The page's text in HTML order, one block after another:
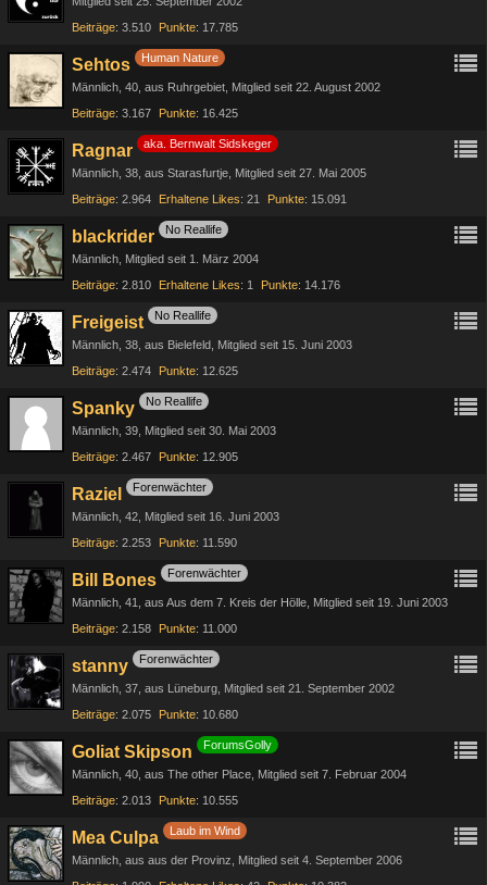
Beiträge 3.510 Punkte 17.785
Sehtos Human Nature
Männlich 40 aus Ruhrgebiet Mitglied seit 22. August 2002
Beiträge 3.167 Punkte 16.425
Ragnar aka. Bernwalt Sidskeger
Männlich 38 aus Starasfurtje Mitglied seit 27. Mai 2005
Beiträge 2.964 Erhaltene Likes 21 Punkte 15.091
blackrider No Reallife
Männlich Mitglied seit 1. März 2004
Beiträge 2.810 Erhaltene Likes 1 Punkte 14.176
Freigeist No Reallife
Männlich 38 aus Bielefeld Mitglied seit 15. Juni 2003
Beiträge 2.474 Punkte 12.625
Spanky No Reallife
Männlich 39 Mitglied seit 30. Mai 2003
Beiträge 2.467 Punkte 12.905
Raziel Forenwächter
Männlich 42 Mitglied seit 16. Juni 2003
Beiträge 2.253 Punkte 11.590
Bill Bones Forenwächter
Männlich 41 aus Aus dem 7. Kreis der Hölle Mitglied seit 19. Juni 2003
Beiträge 2.158 Punkte 11.000
stanny Forenwächter
Männlich 37 aus Lüneburg Mitglied seit 21. September 2002
Beiträge 2.075 Punkte 10.680
Goliat Skipson ForumsGolly
Männlich 40 aus The other Place Mitglied seit 7. Februar 2004
Beiträge 2.013 Punkte 10.555
Mea Culpa Laub im Wind
Männlich aus aus der Provinz
Mitglied seit 4. September 2006